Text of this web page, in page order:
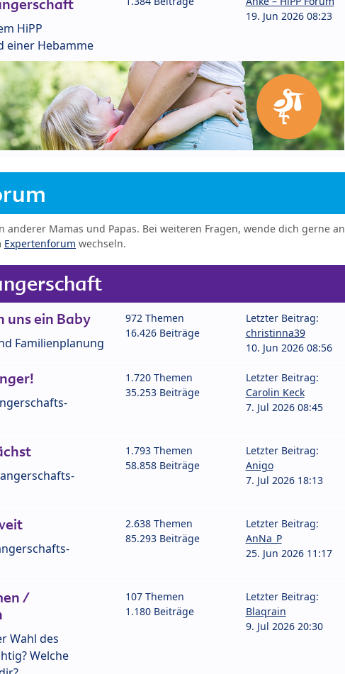
HiPP
einer Hebamme
19. Jun 2026 08:23
anderer Mamas und Papas. Bei weiteren Fragen, wende dich gerne an
Expertenforum wechseln.
uns ein Baby
Familienplanung
972 Themen
16.426 Beiträge
Letzter Beitrag:
christinna39
10. Jun 2026 08:56
1.720 Themen
35.253 Beiträge
Letzter Beitrag:
Carolin Keck
7. Jul 2026 08:45
1.793 Themen
58.858 Beiträge
Letzter Beitrag:
Anigo
7. Jul 2026 18:13
2.638 Themen
85.293 Beiträge
Letzter Beitrag:
AnNa_P
25. Jun 2026 11:17
/
Wahl des
Welche
107 Themen
1.180 Beiträge
Letzter Beitrag:
Blaqrain
9. Jul 2026 20:30